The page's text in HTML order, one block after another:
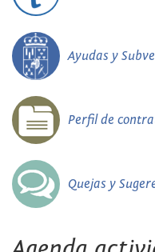
Ayudas y
Perfil de
Quejas y